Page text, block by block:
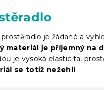
je žádané a
materiál je příjemný na
je vysoká elasticita,
se totiž nežehlí.